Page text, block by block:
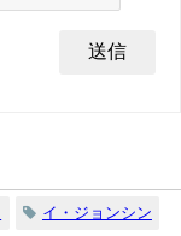
イ・ジョンシン